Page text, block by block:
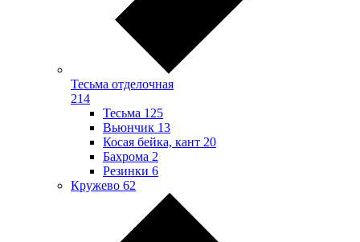
Тесьма отделочная
214
Тесьма 125
Вьюнчик 13
Косая бейка, кант 20
Бахрома 2
Резинки 6
Кружево 62